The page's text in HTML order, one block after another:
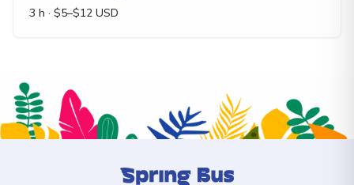
3 h · $5–$12 USD